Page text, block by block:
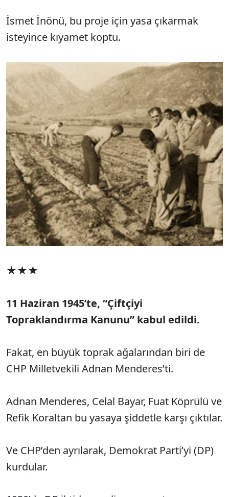
İsmet İnönü, bu proje için yasa çıkarmak
isteyince kıyamet koptu.
★★★
11 Haziran 1945’te, “Çiftçiyi
Topraklandırma Kanunu” kabul edildi.
Fakat, en büyük toprak ağalarından biri de
CHP Milletvekili Adnan Menderes’ti.
Adnan Menderes, Celal Bayar, Fuat Köprülü ve
Refik Koraltan bu yasaya şiddetle karşı çıktılar.
Ve CHP’den ayrılarak, Demokrat Parti’yi (DP)
kurdular.